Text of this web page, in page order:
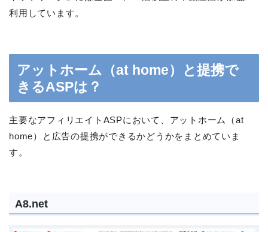
利用しています。
アットホーム（at home）と提携で
きるASPは？
主要なアフィリエイトASPにおいて、アットホーム（at
home）と広告の提携ができるかどうかをまとめていま
す。
A8.net